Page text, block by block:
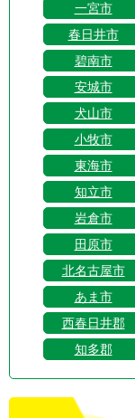
一宮市
春日井市
碧南市
安城市
犬山市
小牧市
東海市
知立市
岩倉市
田原市
北名古屋市
あま市
西春日井郡
知多郡